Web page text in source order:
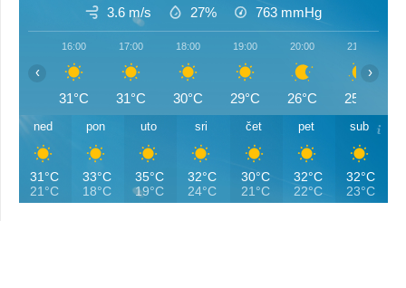
3.6 m/s 27% 763 mmHg
16:00
31°C
17:00
31°C
18:00
30°C
19:00
29°C
20:00
26°C
21:00
25°C
‹ ›
ned
31°C
21°C
pon
33°C
18°C
uto
35°C
19°C
sri
32°C
24°C
čet
30°C
21°C
pet
32°C
22°C
sub
32°C
23°C